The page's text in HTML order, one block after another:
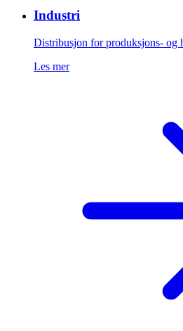
Industri
Distribusjon for produksjons- og
Les mer